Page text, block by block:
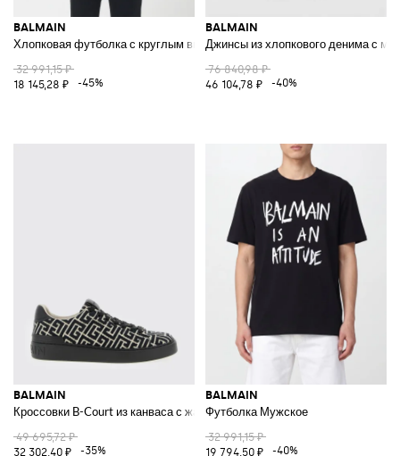
BALMAIN
Хлопковая футболка с круглым вырезом и логотипом
32 991,15 ₽
18 145,28 ₽
-45%
BALMAIN
Джинсы из хлопкового денима с
76 840,98 ₽
46 104,78 ₽
-40%
BALMAIN
Кроссовки B-Court из канваса с жаккардовым монограммой
49 695,72 ₽
32 302,40 ₽
-35%
BALMAIN
Футболка Мужское
32 991,15 ₽
19 794,50 ₽
-40%